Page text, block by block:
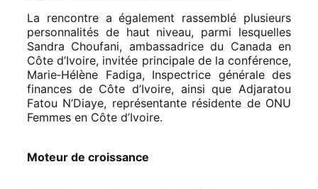
La rencontre a également rassemblé plusieurs
personnalités de haut niveau, parmi lesquelles
Sandra Choufani, ambassadrice du Canada en
Côte d’Ivoire, invitée principale de la conférence,
Marie‑Hélène Fadiga, Inspectrice générale des
finances de Côte d’Ivoire, ainsi que Adjaratou
Fatou N’Diaye, représentante résidente de ONU
Femmes en Côte d’Ivoire.
Moteur de croissance